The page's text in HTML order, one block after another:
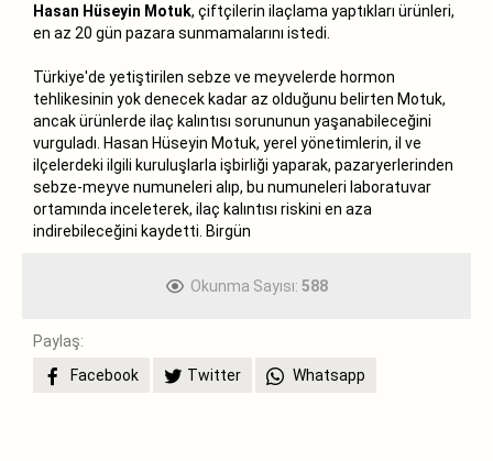
Hasan Hüseyin Motuk, çiftçilerin ilaçlama yaptıkları ürünleri,
en az 20 gün pazara sunmamalarını istedi.
Türkiye'de yetiştirilen sebze ve meyvelerde hormon
tehlikesinin yok denecek kadar az olduğunu belirten Motuk,
ancak ürünlerde ilaç kalıntısı sorununun yaşanabileceğini
vurguladı. Hasan Hüseyin Motuk, yerel yönetimlerin, il ve
ilçelerdeki ilgili kuruluşlarla işbirliği yaparak, pazaryerlerinden
sebze-meyve numuneleri alıp, bu numuneleri laboratuvar
ortamında inceleterek, ilaç kalıntısı riskini en aza
indirebileceğini kaydetti. Birgün
Okunma Sayısı: 588
Paylaş:
Facebook
Twitter Whatsapp